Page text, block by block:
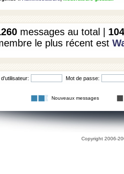
messages au total | 104
le plus récent est
Mot de passe:
Nouveaux messages
Copyright 2006-